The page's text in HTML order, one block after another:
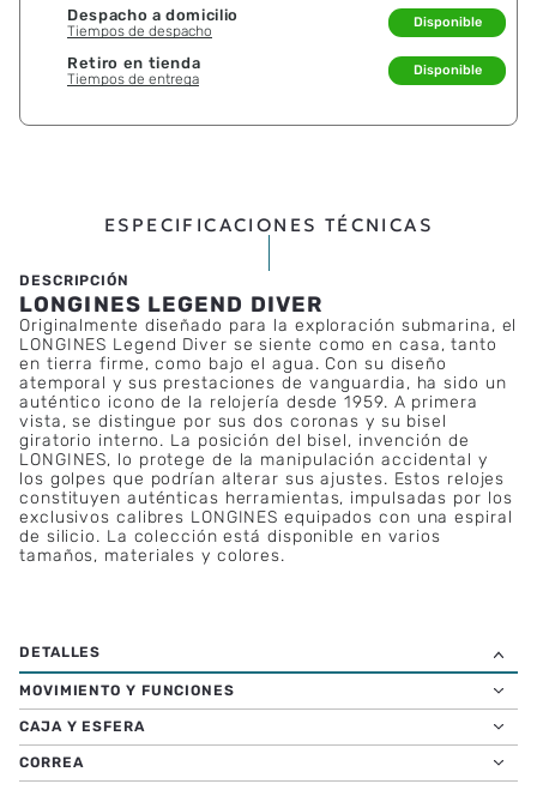
Despacho a domicilio
Tiempos de despacho
Disponible
Retiro en tienda
Tiempos de entrega
Disponible
ESPECIFICACIONES TÉCNICAS
LONGINES LEGEND DIVER
Originalmente diseñado para la exploración submarina, el
LONGINES Legend Diver se siente como en casa, tanto
en tierra firme, como bajo el agua. Con su diseño
atemporal y sus prestaciones de vanguardia, ha sido un
auténtico icono de la relojería desde 1959. A primera
vista, se distingue por sus dos coronas y su bisel
giratorio interno. La posición del bisel, invención de
LONGINES, lo protege de la manipulación accidental y
los golpes que podrían alterar sus ajustes. Estos relojes
constituyen auténticas herramientas, impulsadas por los
exclusivos calibres LONGINES equipados con una espiral
de silicio. La colección está disponible en varios
tamaños, materiales y colores.
MOVIMIENTO Y FUNCIONES
CAJA Y ESFERA
CORREA